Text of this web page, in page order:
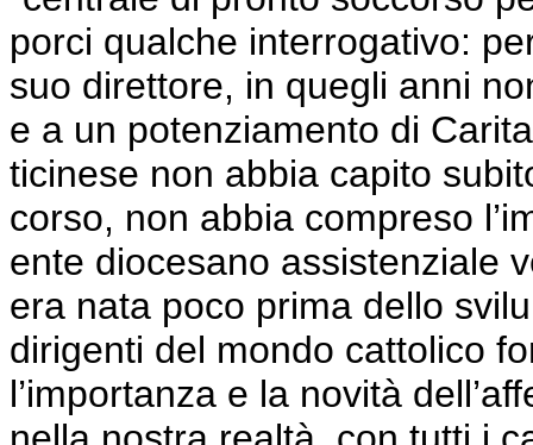
porci qualche interrogativo:
suo direttore, in quegli anni
e a un potenziamento di
ticinese non abbia capito
corso, non abbia compreso
ente diocesano assistenziale
era nata poco prima dello
dirigenti del mondo cattolico
l’importanza e la novità